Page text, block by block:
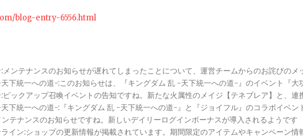
blog-entry-6556.html
:メンテナンスのお知らせが遅れてしまったことについて、運営チームからのお詫びのメ
天下統一への道-:このお知らせは、『キングダム 乱 -天下統一への道-』のイベント『大
:ピックアップ召喚イベントの告知ですね。新たな火属性のメイジ【テネブレア】と、連
天下統一への道-:『キングダム 乱 -天下統一への道-』と『ジョイフル』のコラボイベン
テナンスのお知らせですね。新しいデイリーログインボーナスが導入されるようです
ライン:ショップの更新情報が掲載されています。期間限定のアイテムやキャンペーン情